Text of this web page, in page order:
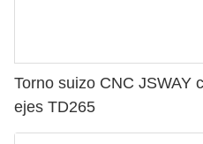
Torno suizo CNC JSWAY
ejes TD265